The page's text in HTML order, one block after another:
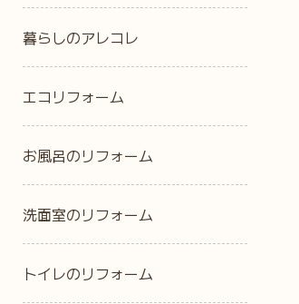
暮らしのアレコレ
エコリフォーム
お風呂のリフォーム
洗面室のリフォーム
トイレのリフォーム